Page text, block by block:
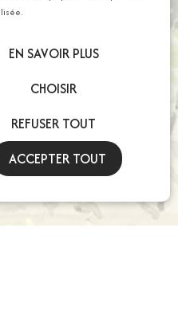
EN SAVOIR PLUS
CHOISIR
REFUSER TOUT
ACCEPTER TOUT